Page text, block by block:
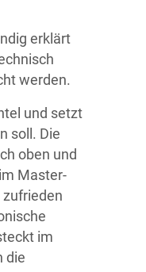
erklärt
werden.
und setzt
soll. Die
oben und
Master-
im
die